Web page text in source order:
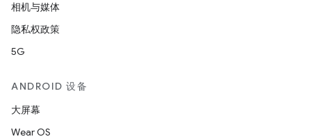
相机与媒体
隐私权政策
5G
ANDROID 设备
大屏幕
Wear OS